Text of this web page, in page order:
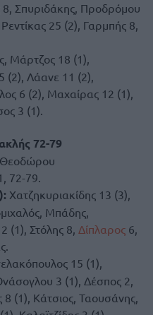
Σπυριδάκης, Προδρόμου
25 (2), Γαρμπής 8,
Μάρτζος 18 (1),
(2), Λάανε 11 (2),
6 (2), Μαχαίρας 12 (1),
3 (1).
72-79
Θεοδώρου
72-79.
Χατζηκυριακίδης 13 (3),
Μπάδης,
(1), Στόλης 8, Δίπλαρος 6,
15 (1),
3 (1), Δέσπος 2,
(1), Κάτσιος, Ταουσάνης,